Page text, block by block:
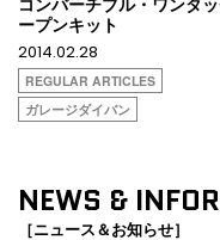
ープンキット
2014.02.28
REGULAR ARTICLES
ガレージダイバン
NEWS &
［ニュース＆お知らせ］